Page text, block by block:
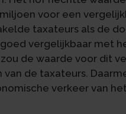
voor een
taxateurs als de
vergelijkbaar met
de waarde voor dit
de taxateurs.
verkeer van